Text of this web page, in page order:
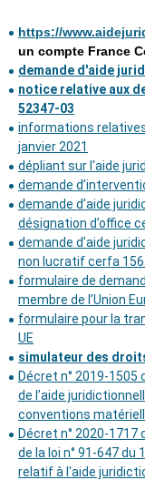
https://
un compte France
demande d'aide
notice relative aux
52347-03
informations
janvier 2021
dépliant sur l'aide
demande
demande d’aide
désignation d’office
demande d’aide
non lucratif cerfa
formulaire de
membre de l’Union
formulaire pour la
UE
simulateur des
Décret n° 2019-
de l’aide
conventions
Décret n° 2020-
de la loi n° 91-647 du
relatif à l'aide